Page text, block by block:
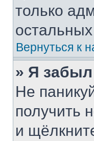
только
Вернуться к
» Я
Не
получить
и